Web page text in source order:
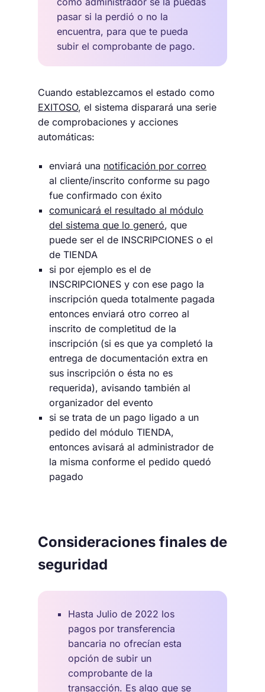
pasar si la perdió o no la
encuentra, para que te pueda
subir el comprobante de pago.
Cuando establezcamos el estado como
EXITOSO, el sistema disparará una serie
de comprobaciones y acciones
automáticas:
enviará una notificación por correo
al cliente/inscrito conforme su pago
fue confirmado con éxito
comunicará el resultado al módulo
del sistema que lo generó, que
puede ser el de INSCRIPCIONES o el
de TIENDA
si por ejemplo es el de
INSCRIPCIONES y con ese pago la
inscripción queda totalmente pagada
entonces enviará otro correo al
inscrito de completitud de la
inscripción (si es que ya completó la
entrega de documentación extra en
sus inscripción o ésta no es
requerida), avisando también al
organizador del evento
si se trata de un pago ligado a un
pedido del módulo TIENDA,
entonces avisará al administrador de
la misma conforme el pedido quedó
pagado
Consideraciones finales de
seguridad
Hasta Julio de 2022 los
pagos por transferencia
bancaria no ofrecían esta
opción de subir un
comprobante de la
transacción. Es algo que se